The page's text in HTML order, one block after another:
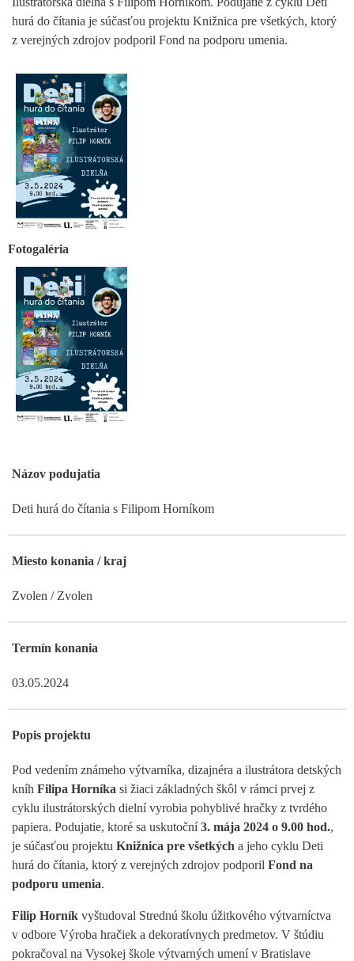
hurá do čítania je súčasťou projektu Knižnica pre všetkých, ktorý
z verejných zdrojov podporil Fond na podporu umenia.
Fotogaléria
Názov podujatia
Deti hurá do čítania s Filipom Horníkom
Miesto konania / kraj
Zvolen / Zvolen
Termín konania
03.05.2024
Popis projektu
Pod vedením známeho výtvarníka, dizajnéra a ilustrátora detských
kníh Filipa Horníka si žiaci základných škôl v rámci prvej z
cyklu ilustrátorských dielní vyrobia pohyblivé hračky z tvrdého
papiera. Podujatie, ktoré sa uskutoční3. mája 2024 o 9.00 hod.,
je súčasťou projektu Knižnica pre všetkých a jeho cyklu Deti
hurá do čítania, ktorý z verejných zdrojov podporil Fond na
podporu umenia.
Filip Horník vyštudoval Strednú školu úžitkového výtvarníctva
v odbore Výroba hračiek a dekoratívnych predmetov. V štúdiu
pokračoval na Vysokej škole výtvarných umení v Bratislave